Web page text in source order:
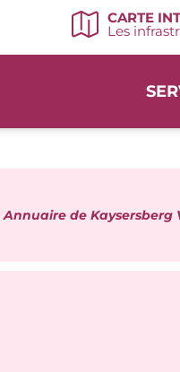
CARTE
Les
Annuaire de Kaysersberg